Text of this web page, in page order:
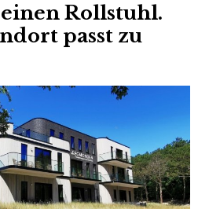
Rollstuhl.
passt zu